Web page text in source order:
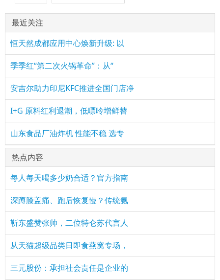
最近关注
恒天然成都应用中心焕新升级: 以
季季红“第二次火锅革命”：从“
安吉尔助力印尼KFC推进全国门店净
I+G 原料红利退潮，低嘌呤增鲜替
山东食品厂油炸机 性能不稳 选专
热点内容
每人每天喝多少奶合适？官方指南
深蹲膝盖痛、跑后恢复慢？传统氨
靳东盛赞张帅，二位特仑苏代言人
从天猫超级品类日即食燕窝专场，
三元股份：承担社会责任是企业的